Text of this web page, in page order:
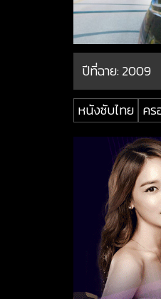
ปีที่ฉาย:2009
หนังซับไทย คร